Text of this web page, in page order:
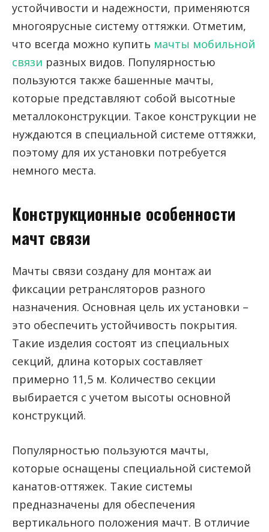
устойчивости и надежности, применяются
многоярусные систему оттяжки. Отметим,
что всегда можно купить мачты мобильной
связи разных видов. Популярностью
пользуются также башенные мачты,
которые представляют собой высотные
металлоконструкции. Такое конструкции не
нуждаются в специальной системе оттяжки,
поэтому для их установки потребуется
немного места.
Конструкционные особенности
мачт связи
Мачты связи создану для монтаж аи
фиксации ретрансляторов разного
назначения. Основная цель их установки –
это обеспечить устойчивость покрытия.
Такие изделия состоят из специальных
секций, длина которых составляет
примерно 11,5 м. Количество секции
выбирается с учетом высоты основной
конструкций.
Популярностью пользуются мачты,
которые оснащены специальной системой
канатов-оттяжек. Такие системы
предназначены для обеспечения
вертикального положения мачт. В отличие